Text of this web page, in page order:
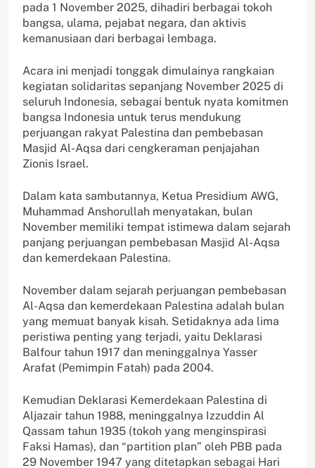
pada 1 November 2025, dihadiri berbagai tokoh
bangsa, ulama, pejabat negara, dan aktivis
kemanusiaan dari berbagai lembaga.
Acara ini menjadi tonggak dimulainya rangkaian
kegiatan solidaritas sepanjang November 2025 di
seluruh Indonesia, sebagai bentuk nyata komitmen
bangsa Indonesia untuk terus mendukung
perjuangan rakyat Palestina dan pembebasan
Masjid Al-Aqsa dari cengkeraman penjajahan
Zionis Israel.
Dalam kata sambutannya, Ketua Presidium AWG,
Muhammad Anshorullah menyatakan, bulan
November memiliki tempat istimewa dalam sejarah
panjang perjuangan pembebasan Masjid Al-Aqsa
dan kemerdekaan Palestina.
November dalam sejarah perjuangan pembebasan
Al-Aqsa dan kemerdekaan Palestina adalah bulan
yang memuat banyak kisah. Setidaknya ada lima
peristiwa penting yang terjadi, yaitu Deklarasi
Balfour tahun 1917 dan meninggalnya Yasser
Arafat (Pemimpin Fatah) pada 2004.
Kemudian Deklarasi Kemerdekaan Palestina di
Aljazair tahun 1988, meninggalnya Izzuddin Al
Qassam tahun 1935 (tokoh yang menginspirasi
Faksi Hamas), dan “partition plan” oleh PBB pada
29 November 1947 yang ditetapkan sebagai Hari